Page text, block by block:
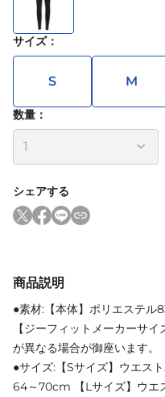
サイズ：
S M
数量：
シェアする
商品説明
●素材:【本体】ポリエステル
【ジーフィットメーカーサ
が異なる場合が御座います。
●サイズ:【Sサイズ】ウエス
64～70cm 【Lサイズ】ウエ